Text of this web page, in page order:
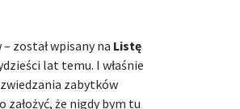
został wpisany na Listę
lat temu. I właśnie
zabytków
założyć, że nigdy bym tu